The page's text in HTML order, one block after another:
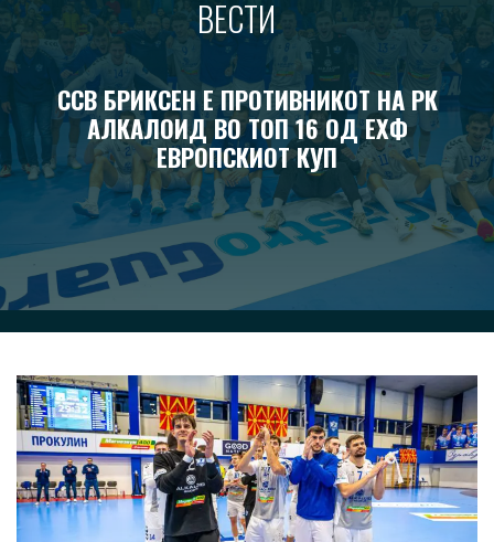
ВЕСТИ
ССВ БРИКСЕН Е ПРОТИВНИКОТ НА РК
АЛКАЛОИД ВО ТОП 16 ОД ЕХФ
ЕВРОПСКИОТ КУП